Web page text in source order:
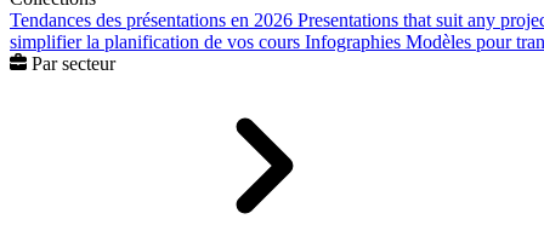
Tendances des présentations en 2026 Presentations that suit any
simplifier la planification de vos cours Infographies Modèles pour
Par secteur